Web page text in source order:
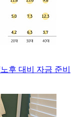
후 대비 자금 준비